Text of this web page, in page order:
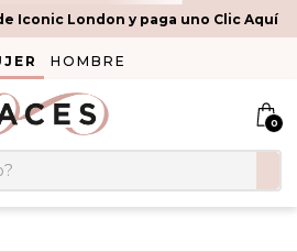
Iconic London y paga uno Clic Aquí
HOMBRE
0